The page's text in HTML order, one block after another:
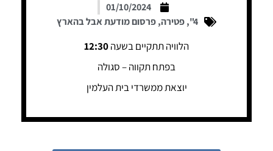
01/10/2024
4"
,פטירה,פרסום מודעת אבל בהארץ
הלוויה תתקיים בשעה12:30
בפתח תקווה – סגולה
יוצאת ממשרדי בית העלמין